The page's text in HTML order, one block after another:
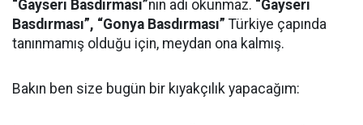
“Gayseri Basdırması”nın adı okunmaz. “Gayseri
Basdırması”, “Gonya Basdırması” Türkiye çapında
tanınmamış olduğu için, meydan ona kalmış.
Bakın ben size bugün bir kıyakçılık yapacağım: